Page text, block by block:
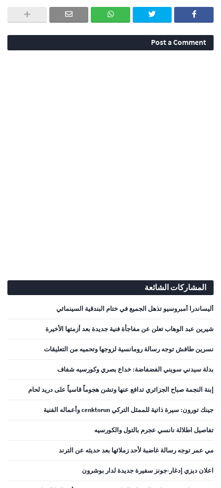
Post a Comment
المشاركات الشائعة
أليساندرا أمبروسيو تذهل الجميع في ختام البندقية السينمائي
شيرين عبد الوهاب تعلن عن مفاجأة فنية جديدة بعد أزمتها الأخيرة
نسرين طافش توجه رسالة رومانسية لزوجها وتحميه من التعليقات
بدلة سيدني سويني الفضفاضة: خداع بصري وكورسيه شفاف
إبنة النجمة صباح الجزائري تدافع عنها وتشن هجوماً قاسياً على دريد لحام
جينك تورون: سيرة ذاتية للممثل التركي cenktorun وأعماله الفنية
تفاصيل اطلالة نانسي عجرم بالتول والكورسيه
مي عمر توجه رسالة غاضبة لأحد زملائها بعد حديثه عن الترند
اعلان ديزي إدغار-جونز سفيرة جديدة لدار بوشرون